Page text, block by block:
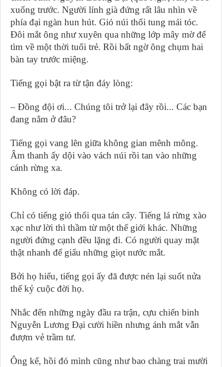
xuống trước. Người lính già đứng rất lâu nhìn về
phía đại ngàn hun hút. Gió núi thổi tung mái tóc.
Đôi mắt ông như xuyên qua những lớp mây mờ để
tìm về một thời tuổi trẻ. Rồi bất ngờ ông chụm hai
bàn tay trước miệng.
Tiếng gọi bật ra từ tận đáy lòng:
– Đồng đội ơi... Chúng tôi trở lại đây rồi... Các bạn
đang nằm ở đâu?
Tiếng gọi vang lên giữa không gian mênh mông.
Âm thanh ấy dội vào vách núi rồi tan vào những
cánh rừng xa.
Không có lời đáp.
Chỉ có tiếng gió thổi qua tán cây. Tiếng lá rừng xào
xạc như lời thì thầm từ một thế giới khác. Những
người đứng cạnh đều lặng đi. Có người quay mặt
thật nhanh để giấu những giọt nước mắt.
Bởi họ hiểu, tiếng gọi ấy đã được nén lại suốt nửa
thế kỷ cuộc đời họ.
Nhắc đến những ngày đầu ra trận, cựu chiến binh
Nguyễn Lương Đại cười hiền nhưng ánh mắt vẫn
đượm vẻ trầm tư.
Ông kể, hồi đó mình cũng như bao chàng trai mười